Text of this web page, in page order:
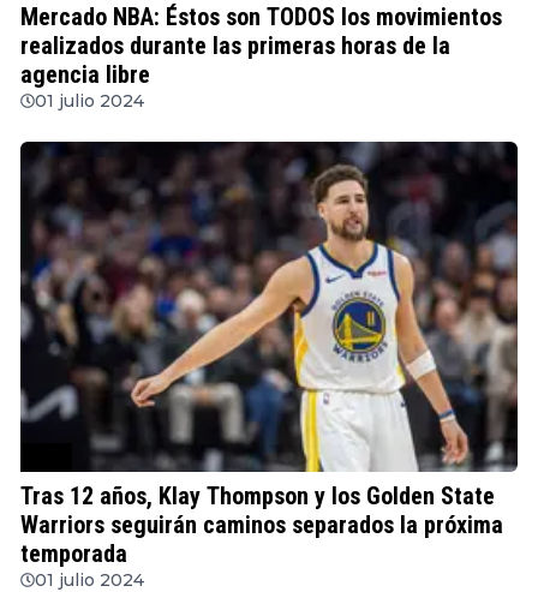
Mercado NBA: Éstos son TODOS los movimientos
realizados durante las primeras horas de la
agencia libre
01 julio 2024
Tras 12 años, Klay Thompson y los Golden State
Warriors seguirán caminos separados la próxima
temporada
01 julio 2024